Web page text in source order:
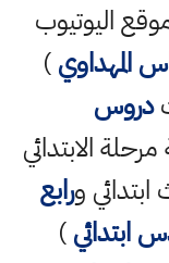
اليوتيوب
المهداوي)
دروس
الابتدائي
ابتدائي ورابع
ابتدائي)